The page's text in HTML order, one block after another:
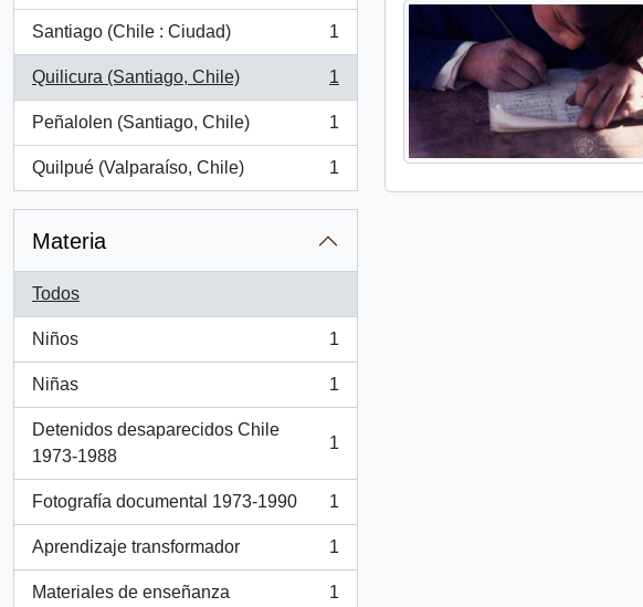
Santiago (Chile : Ciudad)
, 1 resultados
1
Quilicura (Santiago, Chile)
, 1 resultados
1
Peñalolen (Santiago, Chile)
, 1 resultados
1
Quilpué (Valparaíso, Chile)
, 1 resultados
1
Materia
Todos
Niños
, 1 resultados
1
Niñas
, 1 resultados
1
Detenidos desaparecidos Chile
1973-1988
, 1 resultados
1
Fotografía documental 1973-1990
, 1 resultados
1
Aprendizaje transformador
, 1 resultados
1
Materiales de enseñanza 1